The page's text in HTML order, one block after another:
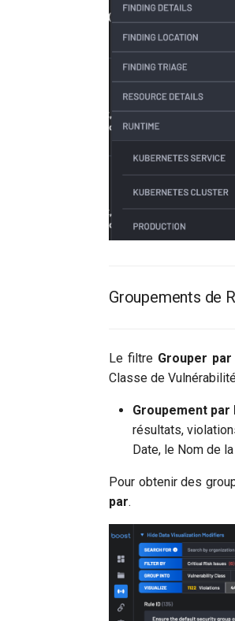
Groupements de
Le filtre Grouper par
Classe de
Groupement par
résultats,
Date, le Nom de
Pour obtenir des
par.